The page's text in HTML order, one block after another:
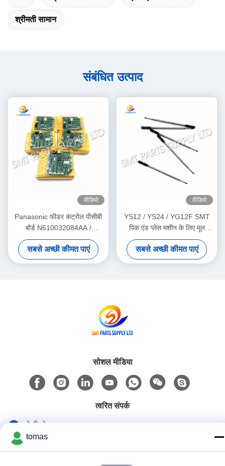
श्रीमती सामान
संबंधित उत्पाद
वीडियो
Panasonic फीडर कंट्रोल पीसीबी
बोर्ड N610032084AA /
KXF0DWTHA00 (MC12CX-
5) – CM402 CM602 NPM
8mm / 12mm / 16mm फीडर्स
सबसे अच्छी कीमत पाएं
वीडियो
YS12 / YS24 / YG12F SMT
पिक एंड प्लेस मशीन के लिए मूल
यामाहा नोजल शाफ्ट KHY-M7106-
00
सबसे अच्छी कीमत पाएं
सोशल मीडिया
त्वरित संपर्क
टेलीफोन
86--13861307079
tomas